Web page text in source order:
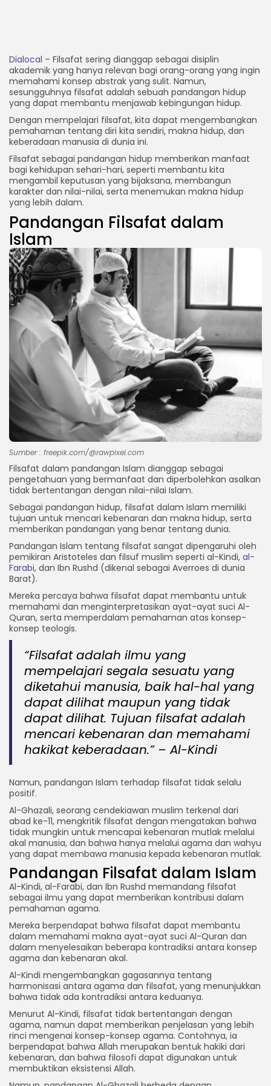
Dialocal – Filsafat sering dianggap sebagai disiplin
akademik yang hanya relevan bagi orang-orang yang ingin
memahami konsep abstrak yang sulit. Namun,
sesungguhnya filsafat adalah sebuah pandangan hidup
yang dapat membantu menjawab kebingungan hidup.
Dengan mempelajari filsafat, kita dapat mengembangkan
pemahaman tentang diri kita sendiri, makna hidup, dan
keberadaan manusia di dunia ini.
Filsafat sebagai pandangan hidup memberikan manfaat
bagi kehidupan sehari-hari, seperti membantu kita
mengambil keputusan yang bijaksana, membangun
karakter dan nilai-nilai, serta menemukan makna hidup
yang lebih dalam.
Pandangan Filsafat dalam
Islam
Sumber : freepik.com/@rawpixel.com
Filsafat dalam pandangan Islam dianggap sebagai
pengetahuan yang bermanfaat dan diperbolehkan asalkan
tidak bertentangan dengan nilai-nilai Islam.
Sebagai pandangan hidup, filsafat dalam Islam memiliki
tujuan untuk mencari kebenaran dan makna hidup, serta
memberikan pandangan yang benar tentang dunia.
Pandangan Islam tentang filsafat sangat dipengaruhi oleh
pemikiran Aristoteles dan filsuf muslim seperti al-Kindi, al-
Farabi, dan Ibn Rushd (dikenal sebagai Averroes di dunia
Barat).
Mereka percaya bahwa filsafat dapat membantu untuk
memahami dan menginterpretasikan ayat-ayat suci Al-
Quran, serta memperdalam pemahaman atas konsep-
konsep teologis.
“Filsafat adalah ilmu yang
mempelajari segala sesuatu yang
diketahui manusia, baik hal-hal yang
dapat dilihat maupun yang tidak
dapat dilihat. Tujuan filsafat adalah
mencari kebenaran dan memahami
hakikat keberadaan.” – Al-Kindi
Namun, pandangan Islam terhadap filsafat tidak selalu
positif.
Al-Ghazali, seorang cendekiawan muslim terkenal dari
abad ke-11, mengkritik filsafat dengan mengatakan bahwa
tidak mungkin untuk mencapai kebenaran mutlak melalui
akal manusia, dan bahwa hanya melalui agama dan wahyu
yang dapat membawa manusia kepada kebenaran mutlak.
Pandangan Filsafat dalam Islam
Al-Kindi, al-Farabi, dan Ibn Rushd memandang filsafat
sebagai ilmu yang dapat memberikan kontribusi dalam
pemahaman agama.
Mereka berpendapat bahwa filsafat dapat membantu
dalam memahami makna ayat-ayat suci Al-Quran dan
dalam menyelesaikan beberapa kontradiksi antara konsep
agama dan kebenaran akal.
Al-Kindi mengembangkan gagasannya tentang
harmonisasi antara agama dan filsafat, yang menunjukkan
bahwa tidak ada kontradiksi antara keduanya.
Menurut Al-Kindi, filsafat tidak bertentangan dengan
agama, namun dapat memberikan penjelasan yang lebih
rinci mengenai konsep-konsep agama. Contohnya, ia
berpendapat bahwa Allah merupakan bentuk hakiki dari
kebenaran, dan bahwa filosofi dapat digunakan untuk
membuktikan eksistensi Allah.